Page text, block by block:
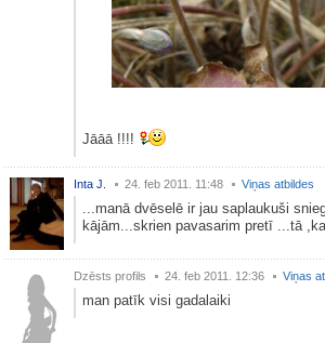
Jāāā !!!!
Inta J. 24. feb 2011. 11:48 Viņas atbildes
...manā dvēselē ir jau saplaukuši
kājām...skrien pavasarim pretī ...tā
Dzēsts profils 24. feb 2011. 12:36 Viņas
man patīk visi gadalaiki